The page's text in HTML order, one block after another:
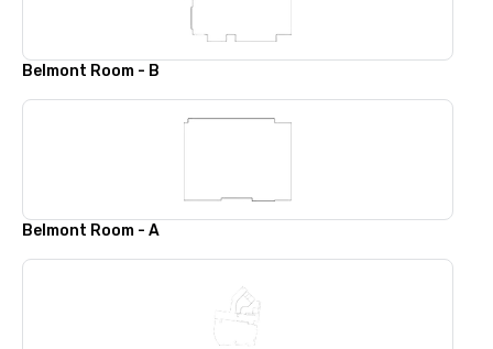
Belmont Room - B
Belmont Room - A